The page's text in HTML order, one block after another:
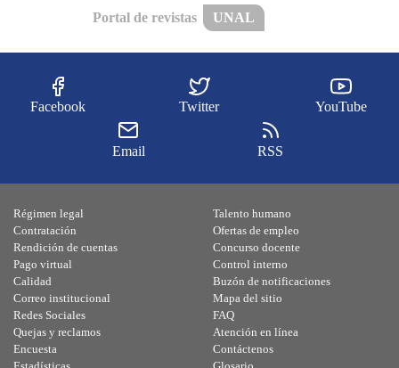
Portal de revistas UNAL
Facebook Twitter YouTube
Email RSS
Régimen legal
Contratación
Rendición de cuentas
Pago virtual
Calidad
Talento humano
Ofertas de empleo
Concurso docente
Control interno
Buzón de notificaciones
Correo institucional
Redes Sociales
Quejas y reclamos
Encuesta
Mapa del sitio
FAQ
Atención en línea
Contáctenos